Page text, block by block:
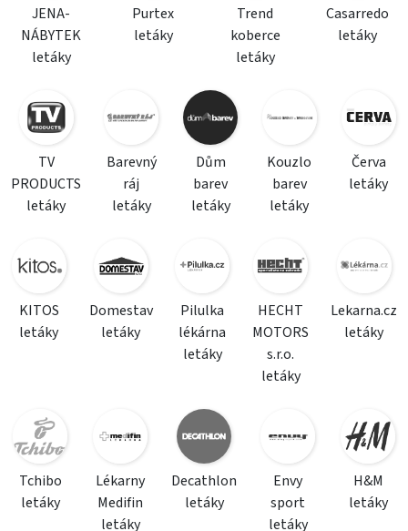
JENA-
NÁBYTEK
letáky
Purtex
letáky
Trend
koberce
letáky
Casarredo
letáky
TV
PRODUCTS
letáky
Barevný
ráj
letáky
Dům
barev
letáky
Kouzlo
barev
letáky
Červa
letáky
KITOS
letáky
Domestav
letáky
Pilulka
lékárna
letáky
HECHT
MOTORS
s.r.o.
letáky
Lekarna.cz
letáky
Tchibo
letáky
Lékarny
Medifin
letáky
Decathlon
letáky
Envy
sport
letáky
H&M
letáky